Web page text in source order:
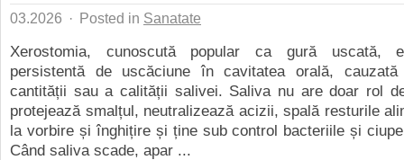
03.2026 · Posted in Sanatate
Xerostomia, cunoscută popular ca gură uscată,
persistentă de uscăciune în cavitatea orală,
cantității sau a calității salivei. Saliva nu are doar rol
protejează smalțul, neutralizează acizii, spală resturile
la vorbire și înghițire și ține sub control bacteriile și
Când saliva scade, apar ...